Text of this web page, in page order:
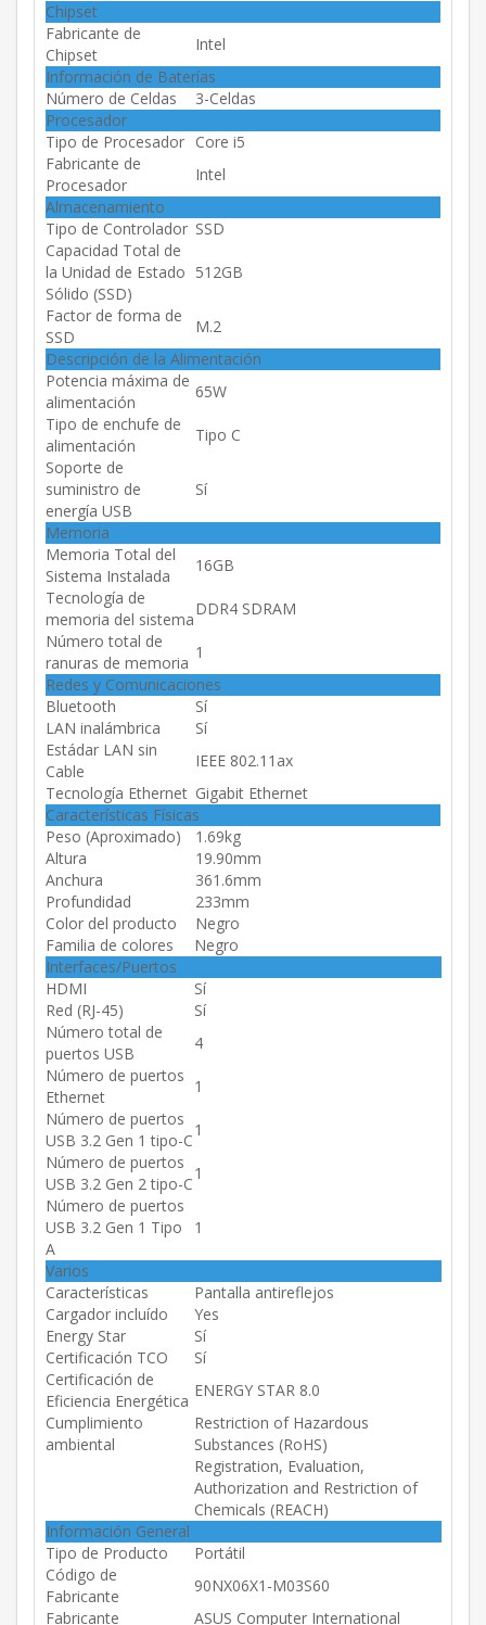
Chipset
Fabricante de
Chipset
Intel
Información de Baterías
Número de Celdas
3-Celdas
Procesador
Tipo de Procesador Core i5
Fabricante de
Procesador
Intel
Almacenamiento
Tipo de Controlador SSD
Capacidad Total de
la Unidad de Estado
Sólido (SSD)
512GB
Factor de forma de
SSD
M.2
Descripción de la Alimentación
Potencia máxima de
alimentación
65W
Tipo de enchufe de
alimentación
Tipo C
Soporte de
suministro de
energía USB
Sí
Memoria
Memoria Total del
Sistema Instalada
16GB
Tecnología de
memoria del sistema
DDR4 SDRAM
Número total de
ranuras de memoria
1
Redes y Comunicaciones
Bluetooth
Sí
LAN inalámbrica
Sí
Estádar LAN sin
Cable
IEEE 802.11ax
Tecnología Ethernet Gigabit Ethernet
Características Físicas
Peso (Aproximado)
1.69kg
Altura
19.90mm
Anchura
361.6mm
Profundidad
233mm
Color del producto
Negro
Familia de colores
Negro
Interfaces/Puertos
HDMI
Sí
Red (RJ-45)
Sí
Número total de
puertos USB
4
Número de puertos
Ethernet
1
Número de puertos
USB 3.2 Gen 1 tipo-C
1
Número de puertos
USB 3.2 Gen 2 tipo-C
1
Número de puertos
USB 3.2 Gen 1 Tipo
A
1
Varios
Características
Pantalla antireflejos
Cargador incluído
Yes
Energy Star
Sí
Certificación TCO
Sí
Certificación de
Eficiencia Energética
ENERGY STAR 8.0
Cumplimiento
ambiental
Restriction of Hazardous
Substances (RoHS)
Registration, Evaluation,
Authorization and Restriction of
Chemicals (REACH)
Información General
Tipo de Producto
Portátil
Código de
Fabricante
90NX06X1-M03S60
Fabricante
ASUS Computer International